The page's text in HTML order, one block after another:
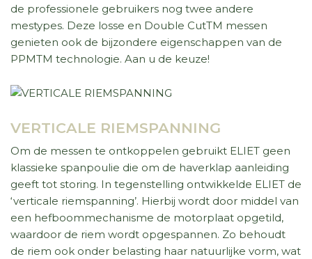
de professionele gebruikers nog twee andere
mestypes. Deze losse en Double CutTM messen
genieten ook de bijzondere eigenschappen van de
PPMTM technologie. Aan u de keuze!
VERTICALE RIEMSPANNING
Om de messen te ontkoppelen gebruikt ELIET geen
klassieke spanpoulie die om de haverklap aanleiding
geeft tot storing. In tegenstelling ontwikkelde ELIET de
‘verticale riemspanning’. Hierbij wordt door middel van
een hefboommechanisme de motorplaat opgetild,
waardoor de riem wordt opgespannen. Zo behoudt
de riem ook onder belasting haar natuurlijke vorm, wat